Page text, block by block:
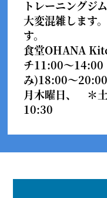
トレーニングジ
大変混雑します
す。
食堂OHANA
チ11:00～14:00
み)18:00～
月木曜日、 ＊
10:30